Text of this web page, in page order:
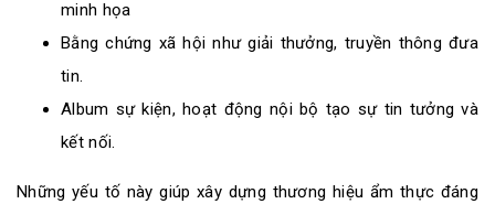
minh họa
Bằng chứng xã hội như giải thưởng, truyền thông đưa
tin.
Album sự kiện, hoạt động nội bộ tạo sự tin tưởng và
kết nối.
Những yếu tố này giúp xây dựng thương hiệu ẩm thực đáng